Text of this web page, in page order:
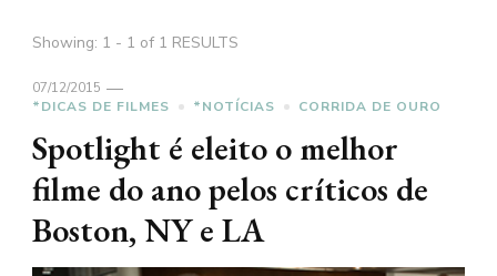
Showing: 1 - 1 of 1 RESULTS
07/12/2015
*DICAS DE FILMES
*NOTÍCIAS CORRIDA DE OURO
Spotlight é eleito o melhor
filme do ano pelos críticos de
Boston, NY e LA